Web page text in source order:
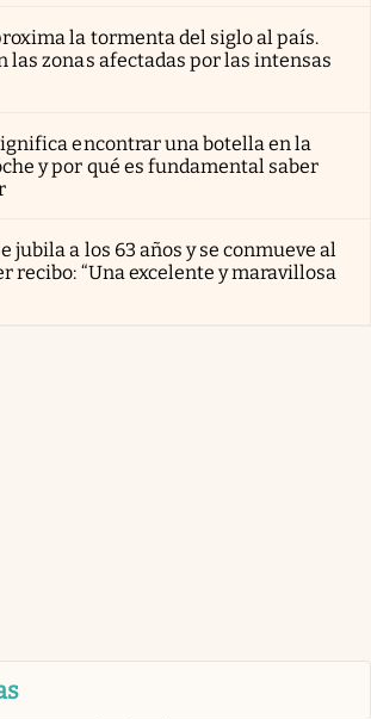
la tormenta del siglo al país.
las zonas afectadas por las intensas
encontrar una botella en la
y por qué es fundamental saber
jubila a los 63 años y se conmueve al
recibo: “Una excelente y maravillosa